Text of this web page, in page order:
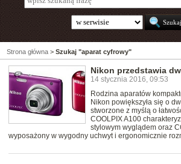
Strona główna > Szukaj "aparat cyfrowy"
Nikon przedstawia
14 stycznia 2016, 09:53
Rodzina aparatów
Nikon powiększyła się o
stworzone z myślą o
COOLPIX A100
stylowym wyglądem oraz
wyposażony w wygodny uchwyt i ergonomicznie